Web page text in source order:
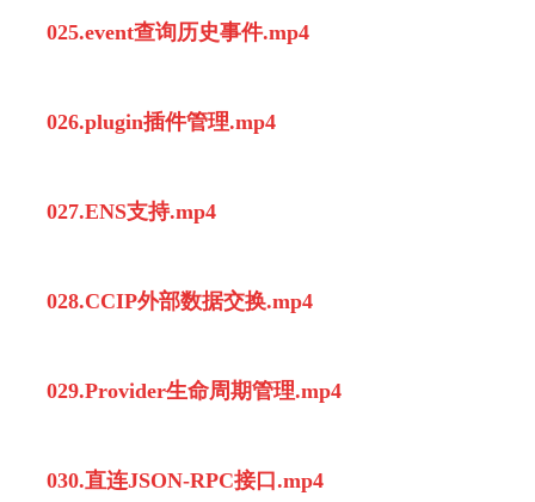
025.event查询历史事件.mp4
026.plugin插件管理.mp4
027.ENS支持.mp4
028.CCIP外部数据交换.mp4
029.Provider生命周期管理.mp4
030.直连JSON-RPC接口.mp4